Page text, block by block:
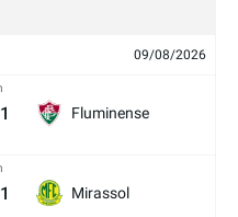
09/08/2026
1 Fluminense
1 Mirassol